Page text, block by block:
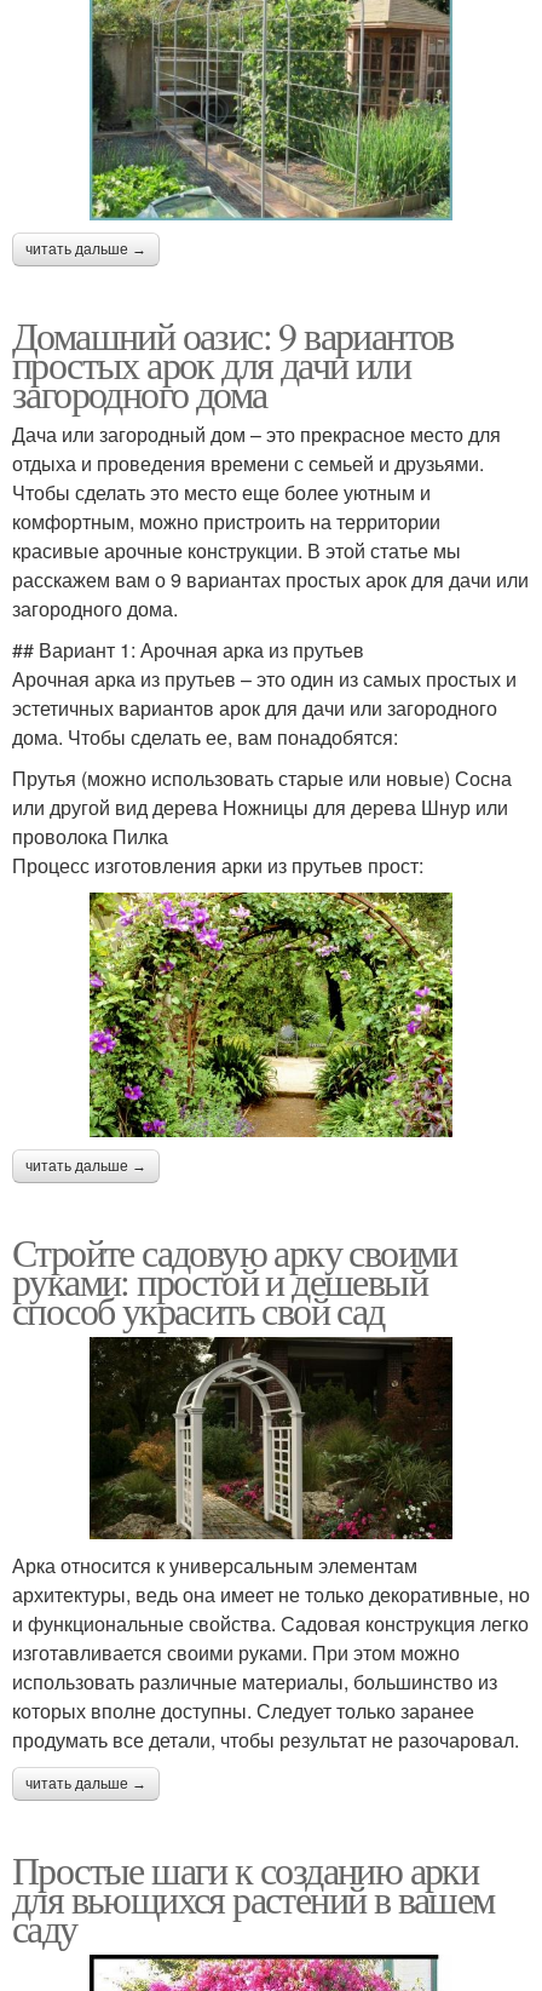
читать дальше →
Домашний оазис: 9 вариантов
простых арок для дачи или
загородного дома
Дача или загородный дом – это прекрасное место для
отдыха и проведения времени с семьей и друзьями.
Чтобы сделать это место еще более уютным и
комфортным, можно пристроить на территории
красивые арочные конструкции. В этой статье мы
расскажем вам о 9 вариантах простых арок для дачи или
загородного дома.
## Вариант 1: Арочная арка из прутьев
Арочная арка из прутьев – это один из самых простых и
эстетичных вариантов арок для дачи или загородного
дома. Чтобы сделать ее, вам понадобятся:
Прутья (можно использовать старые или новые) Сосна
или другой вид дерева Ножницы для дерева Шнур или
проволока Пилка
Процесс изготовления арки из прутьев прост:
читать дальше →
Стройте садовую арку своими
руками: простой и дешевый
способ украсить свой сад
Арка относится к универсальным элементам
архитектуры, ведь она имеет не только декоративные, но
и функциональные свойства. Садовая конструкция легко
изготавливается своими руками. При этом можно
использовать различные материалы, большинство из
которых вполне доступны. Следует только заранее
продумать все детали, чтобы результат не разочаровал.
читать дальше →
Простые шаги к созданию арки
для вьющихся растений в вашем
саду